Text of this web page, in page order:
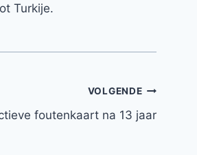
Turkije.
VOLGENDE
foutenkaart na 13 jaar